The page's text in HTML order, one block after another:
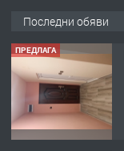
Последни обяви
ПРЕДЛАГА